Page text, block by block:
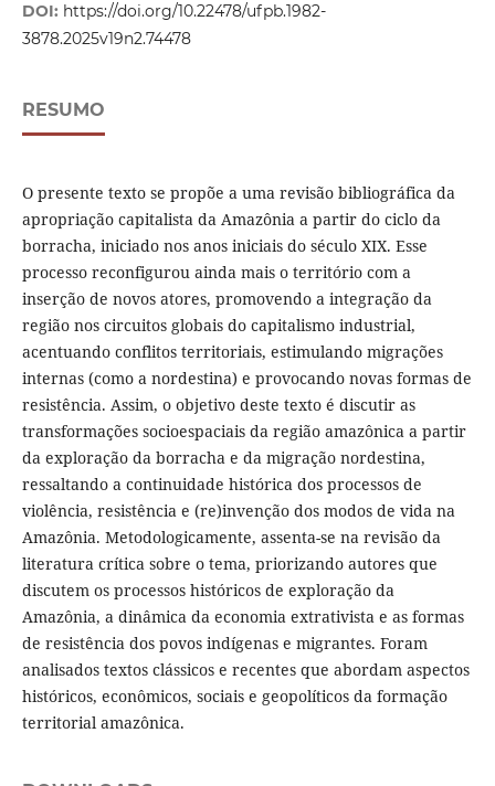
DOI: https://doi.org/10.22478/ufpb.1982-
3878.2025v19n2.74478
RESUMO
O presente texto se propõe a uma revisão bibliográfica da
apropriação capitalista da Amazônia a partir do ciclo da
borracha, iniciado nos anos iniciais do século XIX. Esse
processo reconfigurou ainda mais o território com a
inserção de novos atores, promovendo a integração da
região nos circuitos globais do capitalismo industrial,
acentuando conflitos territoriais, estimulando migrações
internas (como a nordestina) e provocando novas formas de
resistência. Assim, o objetivo deste texto é discutir as
transformações socioespaciais da região amazônica a partir
da exploração da borracha e da migração nordestina,
ressaltando a continuidade histórica dos processos de
violência, resistência e (re)invenção dos modos de vida na
Amazônia. Metodologicamente, assenta-se na revisão da
literatura crítica sobre o tema, priorizando autores que
discutem os processos históricos de exploração da
Amazônia, a dinâmica da economia extrativista e as formas
de resistência dos povos indígenas e migrantes. Foram
analisados textos clássicos e recentes que abordam aspectos
históricos, econômicos, sociais e geopolíticos da formação
territorial amazônica.